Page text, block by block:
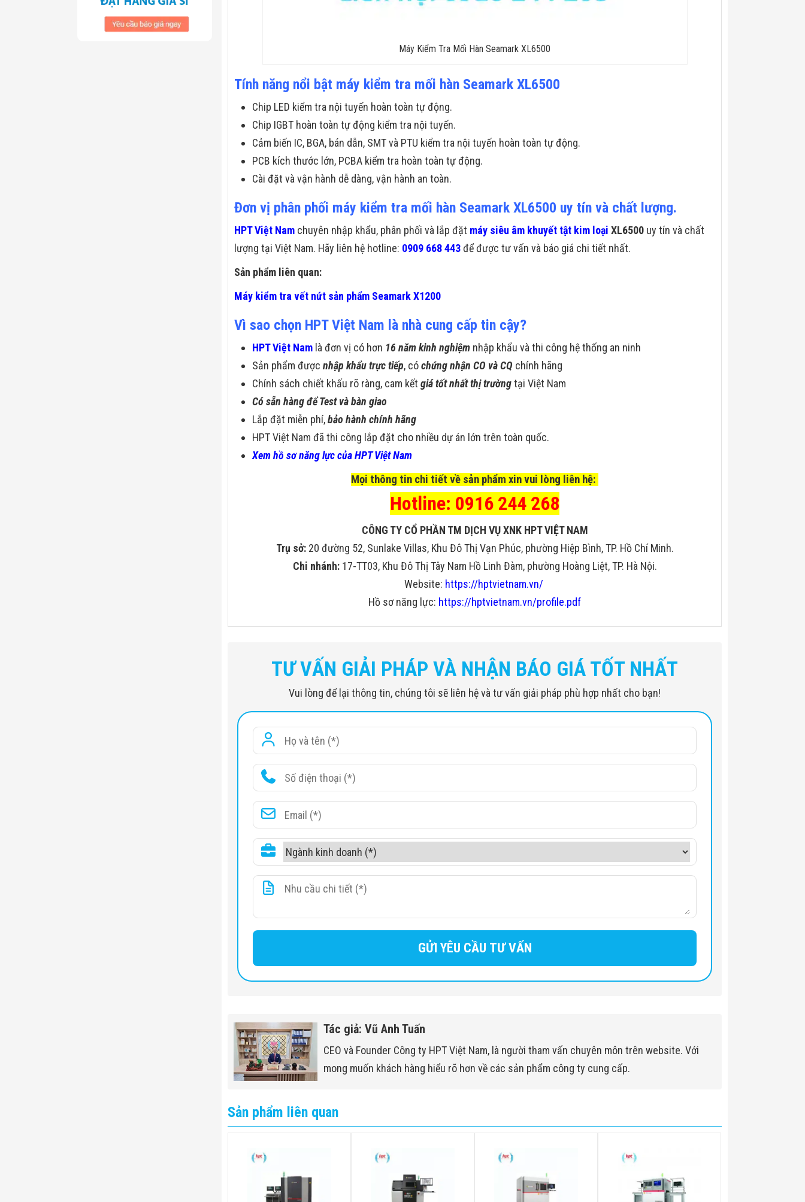
Máy Kiểm Tra Mối Hàn Seamark XL6500
Tính năng nổi bật máy kiểm tra mối hàn Seamark XL6500
Chip LED kiểm tra nội tuyến hoàn toàn tự động.
Chip IGBT hoàn toàn tự động kiểm tra nội tuyến.
Cảm biến IC, BGA, bán dẫn, SMT và PTU kiểm tra nội tuyến hoàn toàn tự động.
PCB kích thước lớn, PCBA kiểm tra hoàn toàn tự động.
Cài đặt và vận hành dễ dàng, vận hành an toàn.
Đơn vị phân phối máy kiểm tra mối hàn Seamark XL6500 uy tín và chất lượng.
HPT Việt Nam chuyên nhập khẩu, phân phối và lắp đặt máy siêu âm khuyết tật kim loại XL6500 uy tín và chất
lượng tại Việt Nam. Hãy liên hệ hotline: 0909 668 443để được tư vấn và báo giá chi tiết nhất.
Sản phẩm liên quan:
Máy kiểm tra vết nứt sản phẩm Seamark X1200
Vì sao chọn HPT Việt Nam là nhà cung cấp tin cậy?
HPT Việt Nam là đơn vị có hơn 16 năm kinh nghiệm nhập khẩu và thi công hệ thống an ninh
Sản phẩm được nhập khẩu trực tiếp, cóchứng nhận CO và CQ chính hãng
Chính sách chiết khấu rõ ràng, cam kết giá tốt nhất thị trườngtại Việt Nam
Có sẵn hàng để Test và bàn giao
Lắp đặt miễn phí,bảo hành chính hãng
HPT Việt Nam đã thi công lắp đặt cho nhiều dự án lớn trên toàn quốc.
Xem hồ sơ năng lực của HPT Việt Nam
Mọi thông tin chi tiết về sản phẩm xin vui lòng liên hệ:
Hotline: 0916 244 268
CÔNG TY CỔ PHẦN TM DỊCH VỤ XNK HPT VIỆT NAM
Trụ sở: 20 đường 52, Sunlake Villas, Khu Đô Thị Vạn Phúc, phường Hiệp Bình, TP. Hồ Chí Minh.
Chi nhánh:17-TT03, Khu Đô Thị Tây Nam Hồ Linh Đàm, phường Hoàng Liệt, TP. Hà Nội.
Website: https://hptvietnam.vn/
Hồ sơ năng lực: https://hptvietnam.vn/profile.pdf
TƯ VẤN GIẢI PHÁP VÀ NHẬN BÁO GIÁ TỐT NHẤT
Vui lòng để lại thông tin, chúng tôi sẽ liên hệ và tư vấn giải pháp phù hợp nhất cho bạn!
Tác giả: Vũ Anh Tuấn
CEO và Founder Công ty HPT Việt Nam, là người tham vấn chuyên môn trên website. Với
mong muốn khách hàng hiểu rõ hơn về các sản phẩm công ty cung cấp.
Sản phẩm liên quan